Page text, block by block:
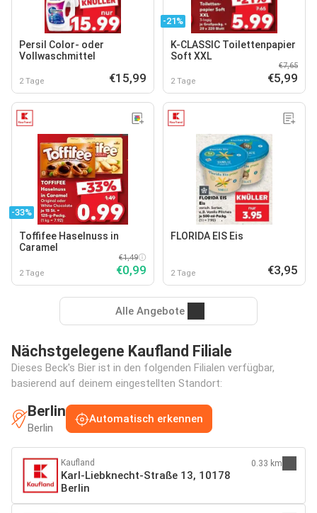
Persil Color- oder
Vollwaschmittel
2 Tage €15,99
-21%
K-CLASSIC Toilettenpapier
Soft XXL
2 Tage
€7,65
€5,99
-33%
Toffifee Haselnuss in
Caramel
2 Tage
€1,49
€0,99
FLORIDA EIS Eis
2 Tage €3,95
Alle Angebote
Nächstgelegene Kaufland Filiale
Dieses Beck's Bier ist in den folgenden Filialen verfügbar,
basierend auf deinem eingestellten Standort:
Berlin
Berlin
Automatisch erkennen
Kaufland
Karl-Liebknecht-Straße 13, 10178
Berlin
0.33 km